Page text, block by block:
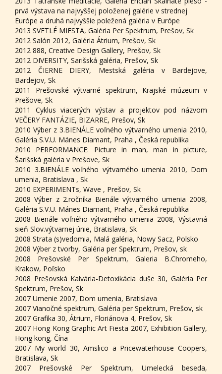
prvá výstava na najvyššej položenej galérie v strednej
Európe a druhá najvyššie poležená galéria v Európe
2013 SVETLÉ MIESTA, Galéria Per Spektrum, Prešov, Sk
2012 Salón 2012, Galéria Átrium, Prešov, Sk
2012 888, Creative Design Gallery, Prešov, Sk
2012 DIVERSITY, Sarišská galéria, Prešov, Sk
2012 ČIERNE DIERY, Mestská galéria v Bardejove,
Bardejov, Sk
2011 Prešovské výtvarné spektrum, Krajské múzeum v
Prešove, Sk
2011 Cyklus viacerých výstav a projektov pod názvom
VEČERY FANTÁZIE, BIZARRE, Prešov, Sk
2010 Výber z 3.BIENÁLE voľného výtvarného umenia 2010,
Galéria S.V.U. Mánes Diamant, Praha , Česká republika
2010 PERFORMANCE: Picture in man, man in picture,
Šarišská galéria v Prešove, Sk
2010 3.BIENÁLE voľného výtvarného umenia 2010, Dom
umenia, Bratislava , Sk
2010 EXPERIMENTs, Wave , Prešov, Sk
2008 Výber z 2.ročníka Bienále výtvarného umenia 2008,
Galéria S.V.U. Mánes Diamant, Praha , Česká republika
2008 Bienále voľného výtvarného umenia 2008, Výstavná
sieň Slov.výtvarnej únie, Bratislava, Sk
2008 Strata (s)vedomia, Malá galéria, Nowy Sacz, Polsko
2008 Výber z tvorby, Galéria per Spektrum, Prešov, sk
2008 Prešovské Per Spektrum, Galeria B.Chromeho,
Krakow, Poľsko
2008 Prešovská Kalvária-Detoxikácia duše 30, Galéria Per
Spektrum, Prešov, Sk
2007 Umenie 2007, Dom umenia, Bratislava
2007 Vianočné spektrum, Galéria per Spektrum, Prešov, sk
2007 Grafika 30, Átrium, Floriánova 4, Prešov, Sk
2007 Hong Kong Graphic Art Fiesta 2007, Exhibition Gallery,
Hong kong, Čína
2007 My world 30, Amslico a Pricewaterhouse Coopers,
Bratislava, Sk
2007 Prešovské Per Spektrum, Umelecká beseda,